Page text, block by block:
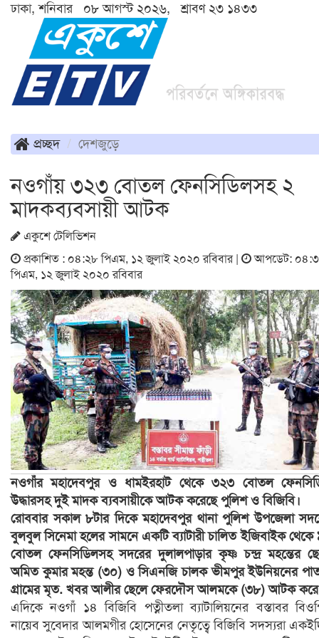
ঢাকা, শনিবার ০৮ আগস্ট ২০২৬, শ্রাবণ ২৩ ১৪৩৩
প্রচ্ছদ দেশজুড়ে
নওগাঁয় ৩২৩ বোতল ফেনসিডিলসহ ২
মাদকব্যবসায়ী আটক
একুশে টেলিভিশন
প্রকাশিত : ০৪:২৮ পিএম, ১২ জুলাই ২০২০ রবিবার |
আপডেট:
পিএম, ১২ জুলাই ২০২০ রবিবার
নওগাঁর মহাদেবপুর ও ধামইরহাট থেকে ৩২৩ বোতল
উদ্ধারসহ দুই মাদক ব্যবসায়ীকে আটক করেছে পুলিশ ও বিজিবি।
রোববার সকাল ৮টার দিকে মহাদেবপুর থানা পুলিশ উপজেলা
বুলবুল সিনেমা হলের সামনে একটি ব্যাটারী চালিত ইজিবাইক থেকে
বোতল ফেনসিডিলসহ সদরের দুলালপাড়ার কৃষ্ণ চন্দ্র মহন্তের
অমিত কুমার মহন্ত (৩০) ও সিএনজি চালক ভীমপুর ইউনিয়নের
গ্রামের মৃত. খবর আলীর ছেলে ফেরদৌস আলমকে (৩৮) আটক
এদিকে নওগাঁ ১৪ বিজিবি পত্নীতলা ব্যাটালিয়নের বস্তাবর
নায়েব সুবেদার আলমগীর হোসেনের নেতৃত্বে বিজিবি সদস্যরা